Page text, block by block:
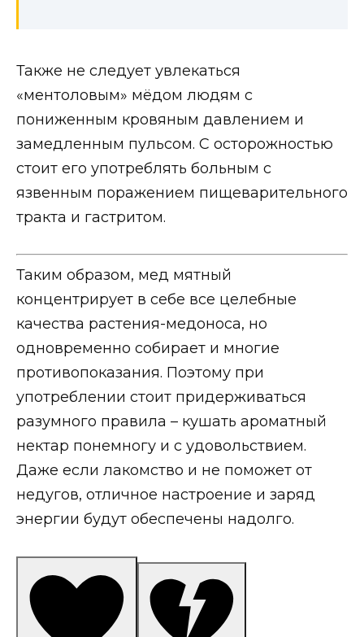
Также не следует увлекаться
«ментоловым» мёдом людям с
пониженным кровяным давлением и
замедленным пульсом. С осторожностью
стоит его употреблять больным с
язвенным поражением пищеварительного
тракта и гастритом.
Таким образом, мед мятный
концентрирует в себе все целебные
качества растения-медоноса, но
одновременно собирает и многие
противопоказания. Поэтому при
употреблении стоит придерживаться
разумного правила – кушать ароматный
нектар понемногу и с удовольствием.
Даже если лакомство и не поможет от
недугов, отличное настроение и заряд
энергии будут обеспечены надолго.